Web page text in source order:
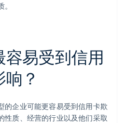
易受到信用
？
的企业可能更容易受到信用卡欺
性质、经营的行业以及他们采取